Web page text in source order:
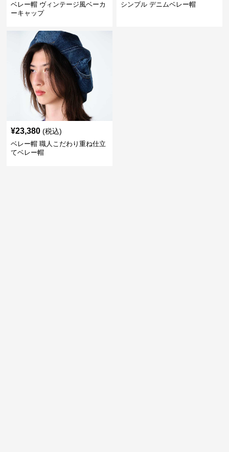
ベレー帽 ヴィンテージ風ベーカ
ーキャップ
シンプル デニムベレー帽
¥23,380 (税込)
ベレー帽 職人こだわり重ね仕立
てベレー帽